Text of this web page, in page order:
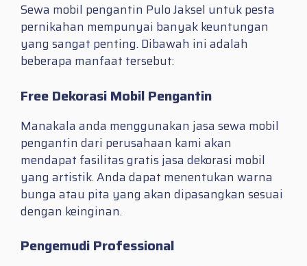
Sewa mobil pengantin Pulo Jaksel untuk pesta
pernikahan mempunyai banyak keuntungan
yang sangat penting. Dibawah ini adalah
beberapa manfaat tersebut:
Free Dekorasi Mobil Pengantin
Manakala anda menggunakan jasa sewa mobil
pengantin dari perusahaan kami akan
mendapat fasilitas gratis jasa dekorasi mobil
yang artistik. Anda dapat menentukan warna
bunga atau pita yang akan dipasangkan sesuai
dengan keinginan.
Pengemudi Professional